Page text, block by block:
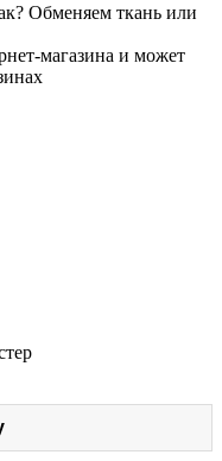
Обменяем ткань или
магазина и может